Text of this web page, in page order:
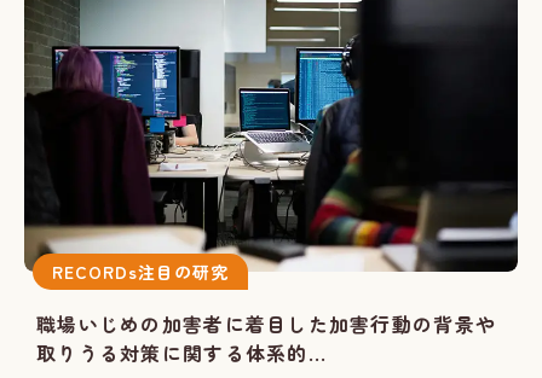
RECORDs注目の研究
職場いじめの加害者に着目した加害行動の背景や
取りうる対策に関する体系的...